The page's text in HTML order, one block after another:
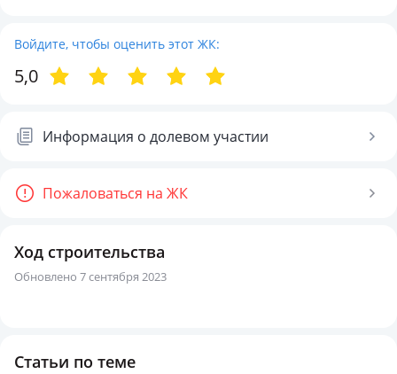
Войдите, чтобы оценить этот ЖК:
5,0
Информация о долевом участии
Пожаловаться на ЖК
Ход строительства
Обновлено 7 сентября 2023
Статьи по теме